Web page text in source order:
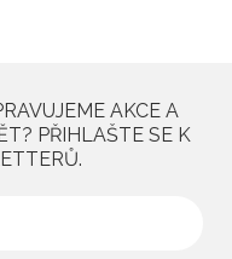
AKCE A
PŘIHLAŠTE SE K